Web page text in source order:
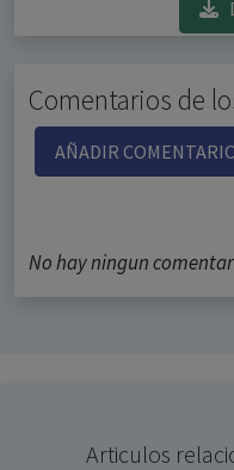
Comentarios de
AÑADIR
No hay ningun
Articulos